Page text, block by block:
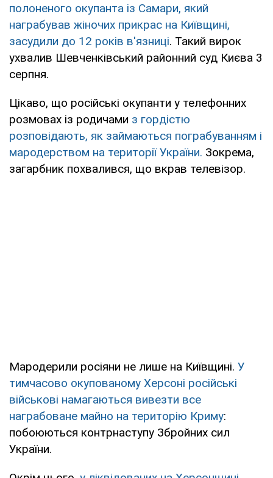
полоненого окупанта із Самари, який
награбував жіночих прикрас на Київщині,
засудили до 12 років в'язниці. Такий вирок
ухвалив Шевченківський районний суд Києва 3
серпня.
Цікаво, що російські окупанти у телефонних
розмовах із родичами з гордістю
розповідають, як займаються пограбуванням і
мародерством на території України. Зокрема,
загарбник похвалився, що вкрав телевізор.
Мародерили росіяни не лише на Київщині. У
тимчасово окупованому Херсоні російські
військові намагаються вивезти все
награбоване майно на територію Криму:
побоюються контрнаступу Збройних сил
України.